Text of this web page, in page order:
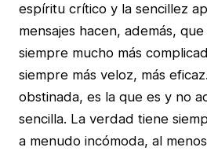
espíritu crítico y la sencillez
mensajes hacen, además,
siempre mucho más
siempre más veloz, más
obstinada, es la que es y no
sencilla. La verdad tiene
a menudo incómoda, al